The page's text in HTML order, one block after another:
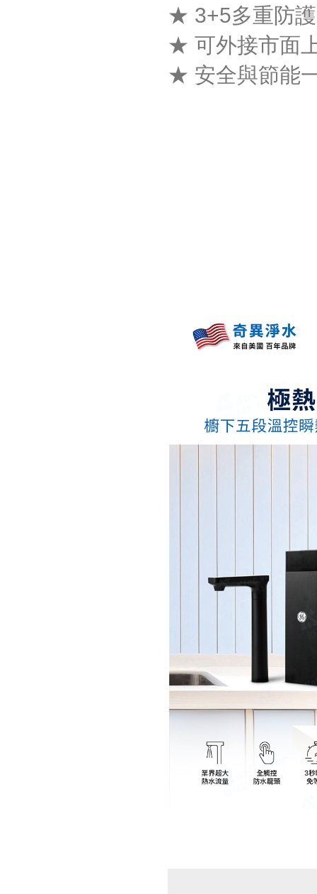
★ 3+5多重防
★ 可外接市面
★ 安全與節能